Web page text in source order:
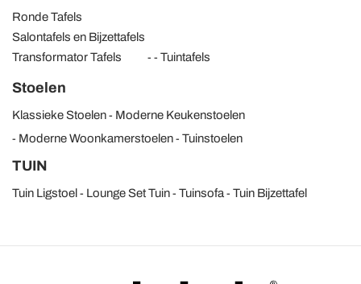
Ronde Tafels
Salontafels en Bijzettafels
Transformator Tafels
Tuintafels
Stoelen
Klassieke Stoelen
Moderne Keukenstoelen
Moderne Woonkamerstoelen
Tuinstoelen
TUIN
Tuin Ligstoel Lounge Set Tuin Tuinsofa Tuin Bijzettafel